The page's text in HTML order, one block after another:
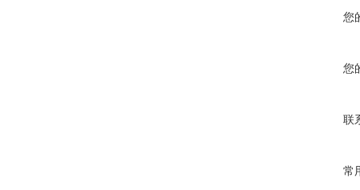
您
您
联
常